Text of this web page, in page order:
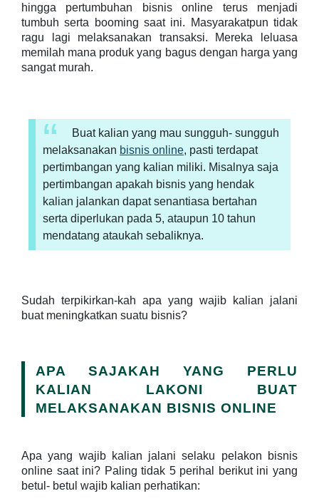
hingga pertumbuhan bisnis online terus menjadi
tumbuh serta booming saat ini. Masyarakatpun tidak
ragu lagi melaksanakan transaksi. Mereka leluasa
memilah mana produk yang bagus dengan harga yang
sangat murah.
Buat kalian yang mau sungguh- sungguh
melaksanakan bisnis online, pasti terdapat
pertimbangan yang kalian miliki. Misalnya saja
pertimbangan apakah bisnis yang hendak
kalian jalankan dapat senantiasa bertahan
serta diperlukan pada 5, ataupun 10 tahun
mendatang ataukah sebaliknya.
Sudah terpikirkan-kah apa yang wajib kalian jalani
buat meningkatkan suatu bisnis?
APA SAJAKAH YANG PERLU
KALIAN LAKONI BUAT
MELAKSANAKAN BISNIS ONLINE
Apa yang wajib kalian jalani selaku pelakon bisnis
online saat ini? Paling tidak 5 perihal berikut ini yang
betul- betul wajib kalian perhatikan: